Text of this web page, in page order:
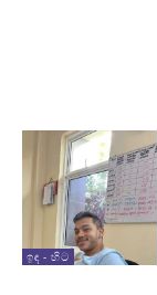
ඉඳ - හිට